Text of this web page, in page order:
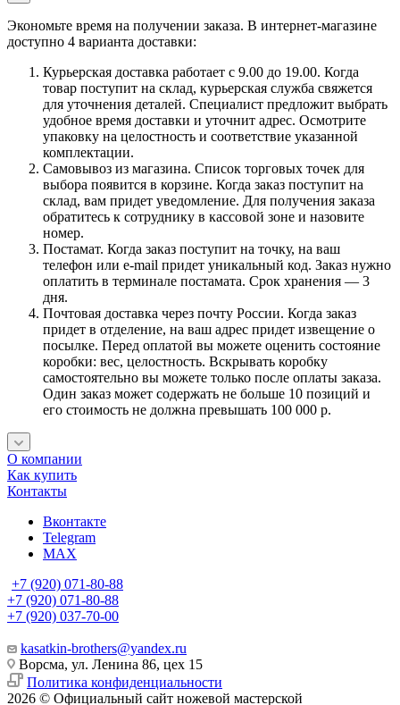
Экономьте время на получении заказа. В интернет-магазине
доступно 4 варианта доставки:
Курьерская доставка работает с 9.00 до 19.00. Когда
товар поступит на склад, курьерская служба свяжется
для уточнения деталей. Специалист предложит выбрать
удобное время доставки и уточнит адрес. Осмотрите
упаковку на целостность и соответствие указанной
комплектации.
Самовывоз из магазина. Список торговых точек для
выбора появится в корзине. Когда заказ поступит на
склад, вам придет уведомление. Для получения заказа
обратитесь к сотруднику в кассовой зоне и назовите
номер.
Постамат. Когда заказ поступит на точку, на ваш
телефон или e-mail придет уникальный код. Заказ нужно
оплатить в терминале постамата. Срок хранения — 3
дня.
Почтовая доставка через почту России. Когда заказ
придет в отделение, на ваш адрес придет извещение о
посылке. Перед оплатой вы можете оценить состояние
коробки: вес, целостность. Вскрывать коробку
самостоятельно вы можете только после оплаты заказа.
Один заказ может содержать не больше 10 позиций и
его стоимость не должна превышать 100 000 р.
О компании
Как купить
Контакты
Вконтакте
Telegram
MAX
+7 (920) 071-80-88
+7 (920) 071-80-88
+7 (920) 037-70-00
kasatkin-brothers@yandex.ru
Ворсма, ул. Ленина 86, цех 15
Политика конфиденциальности
2026 © Официальный сайт ножевой мастерской